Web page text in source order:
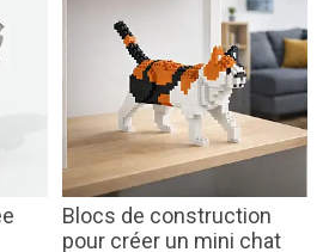
Blocs de construction
pour créer un mini chat